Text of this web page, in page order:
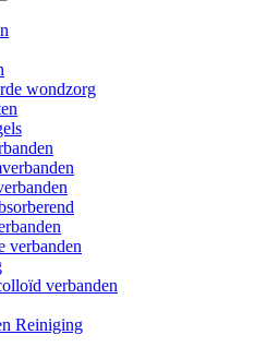
wondzorg
verbanden
verbanden
Reiniging